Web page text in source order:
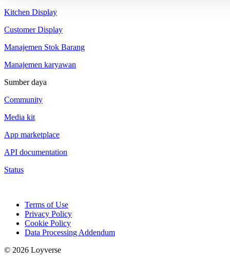
Kitchen Display
Customer Display
Manajemen Stok Barang
Manajemen karyawan
Sumber daya
Community
Media kit
App marketplace
API documentation
Status
Terms of Use
Privacy Policy
Cookie Policy
Data Processing Addendum
© 2026 Loyverse